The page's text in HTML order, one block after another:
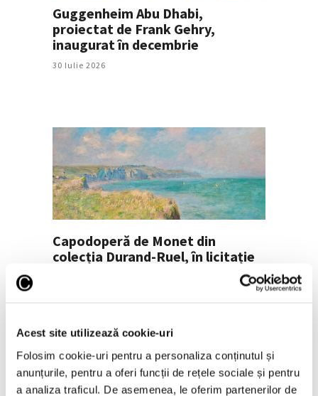
Acest site utilizează cookie-uri
Folosim cookie-uri pentru a personaliza conținutul și
anunțurile, pentru a oferi funcții de rețele sociale și pentru
a analiza traficul. De asemenea, le oferim partenerilor de
Guggenheim Abu Dhabi,
proiectat de Frank Gehry,
inaugurat în decembrie
30 Iulie 2026
Capodoperă de Monet din
colecția Durand-Ruel, în licitație
Articole recente